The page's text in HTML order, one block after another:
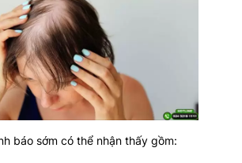
báo sớm có thể nhận thấy gồm: